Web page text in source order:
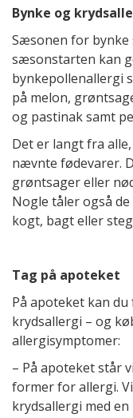
Bynke og
Sæsonen for
sæsonstarten kan
bynkepollenallergi
på melon,
og pastinak samt
Det er langt fra
nævnte fødevarer.
grøntsager eller
Nogle tåler også
kogt, bagt eller
Tag på apoteket
På apoteket kan
krydsallergi – og
allergisymptomer:
– På apoteket står
former for allergi.
krydsallergi med